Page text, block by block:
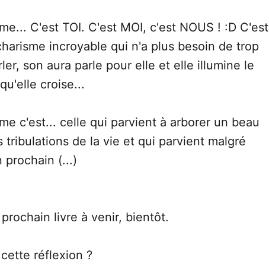
C'est TOI. C'est MOI, c'est NOUS ! :D C'est
incroyable qui n'a plus besoin de trop
son aura parle pour elle et elle illumine le
croise...
c'est... celle qui parvient à arborer un beau
tribulations de la vie et qui parvient malgré
prochain (...)
prochain livre à venir, bientôt.
réflexion ?